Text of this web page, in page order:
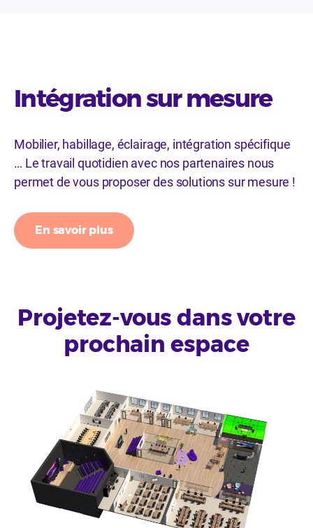
Intégration sur mesure
Mobilier, habillage, éclairage, intégration spécifique
… Le travail quotidien avec nos partenaires nous
permet de vous proposer des solutions sur mesure !
En savoir plus
Projetez-vous dans votre
prochain espace